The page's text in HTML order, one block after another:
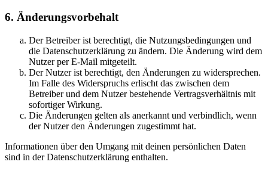
6. Änderungsvorbehalt
Der Betreiber ist berechtigt, die Nutzungsbedingungen und
die Datenschutzerklärung zu ändern. Die Änderung wird dem
Nutzer per E-Mail mitgeteilt.
Der Nutzer ist berechtigt, den Änderungen zu widersprechen.
Im Falle des Widerspruchs erlischt das zwischen dem
Betreiber und dem Nutzer bestehende Vertragsverhältnis mit
sofortiger Wirkung.
Die Änderungen gelten als anerkannt und verbindlich, wenn
der Nutzer den Änderungen zugestimmt hat.
Informationen über den Umgang mit deinen persönlichen Daten
sind in der Datenschutzerklärung enthalten.